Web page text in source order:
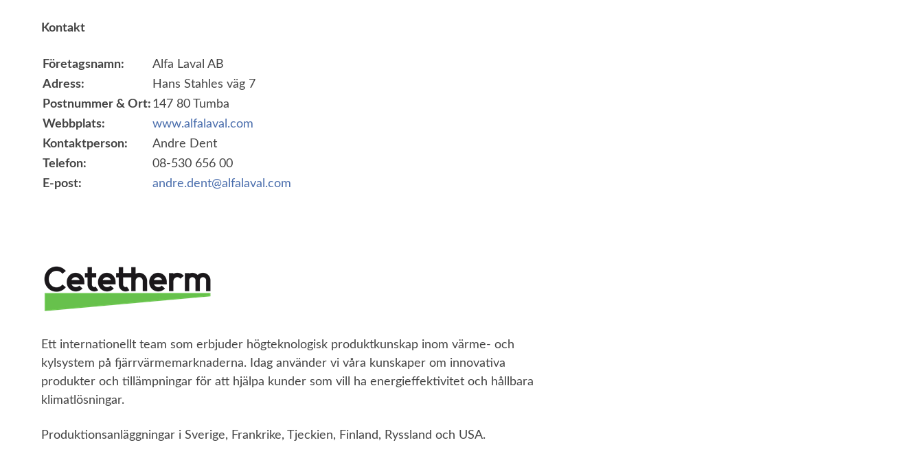
Kontakt
Företagsnamn:
Alfa Laval AB
Adress:
Hans Stahles väg 7
Postnummer & Ort: 147 80 Tumba
Webbplats:
www.alfalaval.com
Kontaktperson:
Andre Dent
Telefon:
08-530 656 00
E-post:
andre.dent@alfalaval.com
Ett internationellt team som erbjuder högteknologisk produktkunskap inom värme- och
kylsystem på fjärrvärmemarknaderna. Idag använder vi våra kunskaper om innovativa
produkter och tillämpningar för att hjälpa kunder som vill ha energieffektivitet och hållbara
klimatlösningar.
Produktionsanläggningar i Sverige, Frankrike, Tjeckien, Finland, Ryssland och USA.